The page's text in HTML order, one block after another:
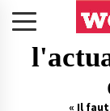
« Il